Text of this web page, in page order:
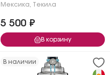
Мексика Текила
5 500 ₽
В корзину
В наличии